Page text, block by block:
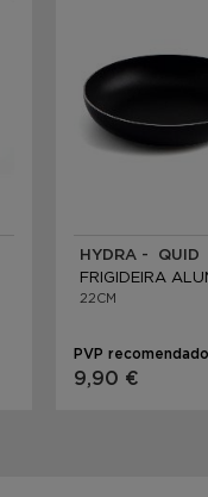
HYDRA - QUID
FRIGIDEIRA
22CM
PVP
9,90 €